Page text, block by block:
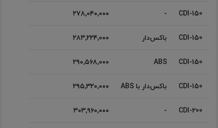
CDI-150
-
۲۷۸,۰۴۰,۰۰۰
CDI-150
باکس‌دار
۲۸۳,۲۲۴,۰۰۰
CDI-150
ABS
۲۹۰,۵۶۸,۰۰۰
CDI-150
باکس‌دار با ABS
۲۹۵,۳۲۰,۰۰۰
CDI-200
-
۳۰۳,۹۶۰,۰۰۰